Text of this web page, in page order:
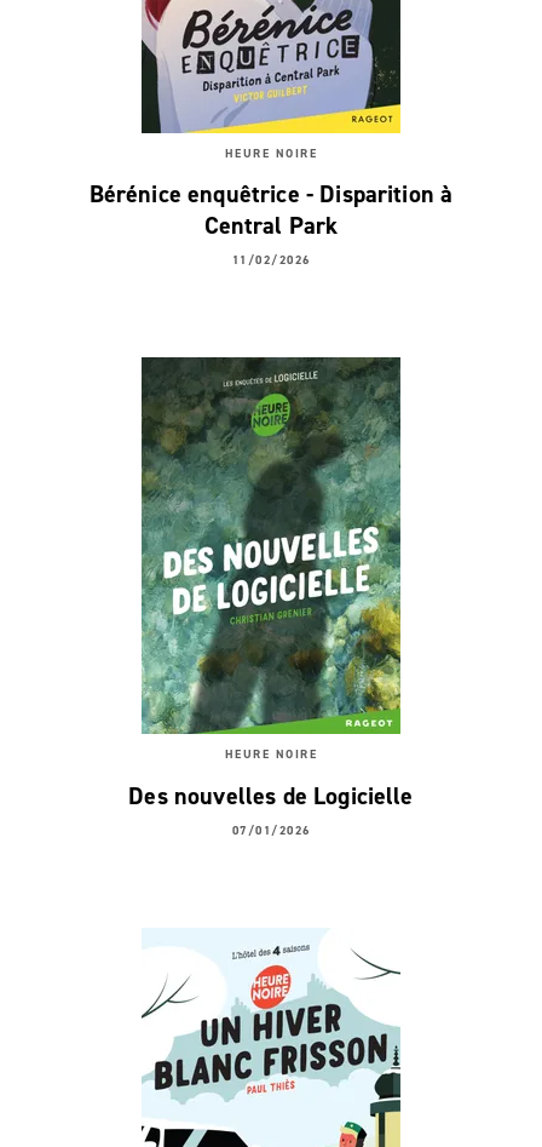
HEURE NOIRE
Bérénice enquêtrice - Disparition à
Central Park
11/02/2026
HEURE NOIRE
Des nouvelles de Logicielle
07/01/2026